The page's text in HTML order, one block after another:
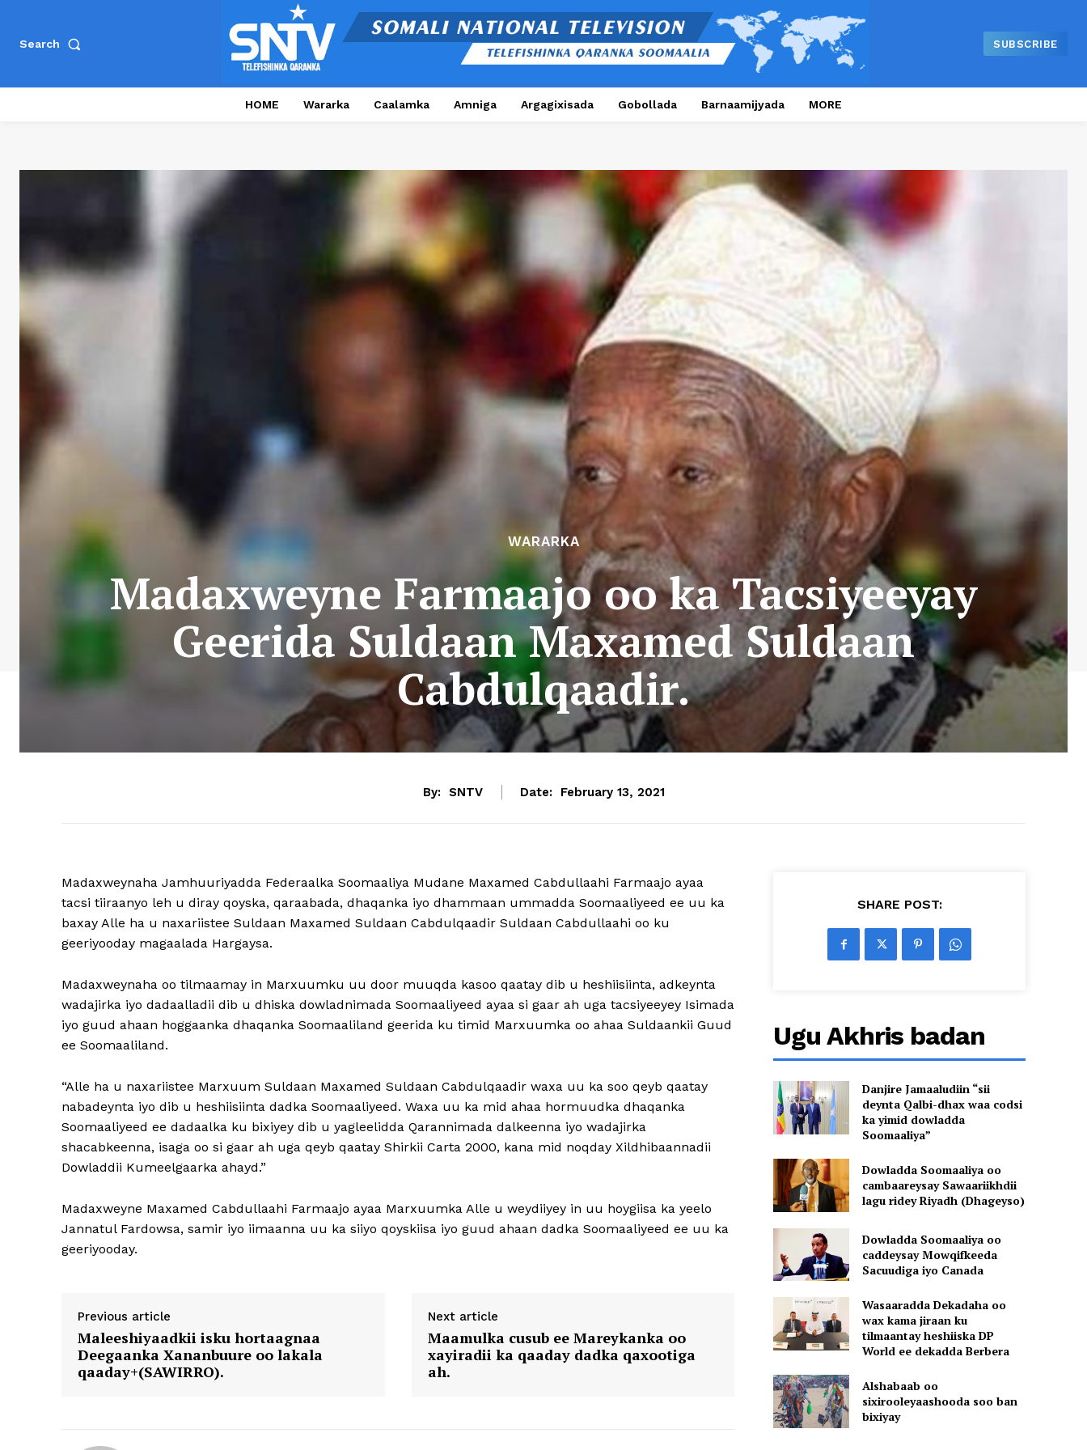
Search SUBSCRIBE
HOME Wararka Caalamka Amniga Argagixisada Gobollada Barnaamijyada MORE
WARARKA
Madaxweyne Farmaajo oo ka Tacsiyeeyay
Geerida Suldaan Maxamed Suldaan
Cabdulqaadir.
By: SNTV Date: February 13, 2021
Madaxweynaha Jamhuuriyadda Federaalka Soomaaliya Mudane Maxamed Cabdullaahi Farmaajo ayaa
tacsi tiiraanyo leh u diray qoyska, qaraabada, dhaqanka iyo dhammaan ummadda Soomaaliyeed ee uu ka
baxay Alle ha u naxariistee Suldaan Maxamed Suldaan Cabdulqaadir Suldaan Cabdullaahi oo ku
geeriyooday magaalada Hargaysa.
Madaxweynaha oo tilmaamay in Marxuumku uu door muuqda kasoo qaatay dib u heshiisiinta, adkeynta
wadajirka iyo dadaalladii dib u dhiska dowladnimada Soomaaliyeed ayaa si gaar ah uga tacsiyeeyey Isimada
iyo guud ahaan hoggaanka dhaqanka Soomaaliland geerida ku timid Marxuumka oo ahaa Suldaankii Guud
ee Soomaaliland.
“Alle ha u naxariistee Marxuum Suldaan Maxamed Suldaan Cabdulqaadir waxa uu ka soo qeyb qaatay
nabadeynta iyo dib u heshiisiinta dadka Soomaaliyeed. Waxa uu ka mid ahaa hormuudka dhaqanka
Soomaaliyeed ee dadaalka ku bixiyey dib u yagleelidda Qarannimada dalkeenna iyo wadajirka
shacabkeenna, isaga oo si gaar ah uga qeyb qaatay Shirkii Carta 2000, kana mid noqday Xildhibaannadii
Dowladdii Kumeelgaarka ahayd.”
Madaxweyne Maxamed Cabdullaahi Farmaajo ayaa Marxuumka Alle u weydiiyey in uu hoygiisa ka yeelo
Jannatul Fardowsa, samir iyo iimaanna uu ka siiyo qoyskiisa iyo guud ahaan dadka Soomaaliyeed ee uu ka
geeriyooday.
Previous article
Maleeshiyaadkii isku hortaagnaa
Deegaanka Xananbuure oo lakala
qaaday+(SAWIRRO).
Next article
Maamulka cusub ee Mareykanka oo
xayiradii ka qaaday dadka qaxootiga
ah.
SHARE POST:
Ugu Akhris badan
Danjire Jamaaludiin “sii
deynta Qalbi-dhax waa codsi
ka yimid dowladda
Soomaaliya”
Dowladda Soomaaliya oo
cambaareysay Sawaariikhdii
lagu ridey Riyadh (Dhageyso)
Dowladda Soomaaliya oo
caddeysay Mowqifkeeda
Sacuudiga iyo Canada
Wasaaradda Dekadaha oo
wax kama jiraan ku
tilmaantay heshiiska DP
World ee dekadda Berbera
Alshabaab oo
sixirooleyaashooda soo ban
bixiyay